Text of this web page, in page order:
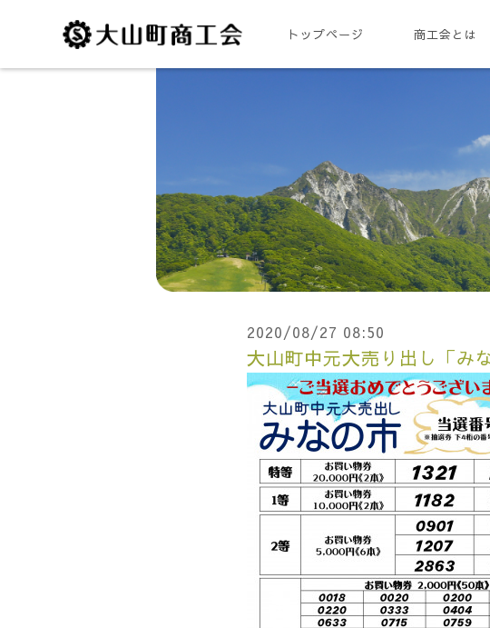
トップページ 商工会とは
2020/08/27 08:50
大山町中元大売り出し「み